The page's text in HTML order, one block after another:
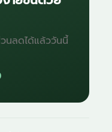
นลดได้แล้ววันนี้